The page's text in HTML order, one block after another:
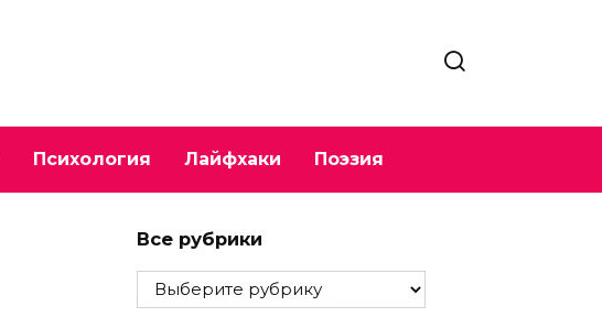
Психология Лайфхаки Поэзия
Все рубрики
Все
рубрики